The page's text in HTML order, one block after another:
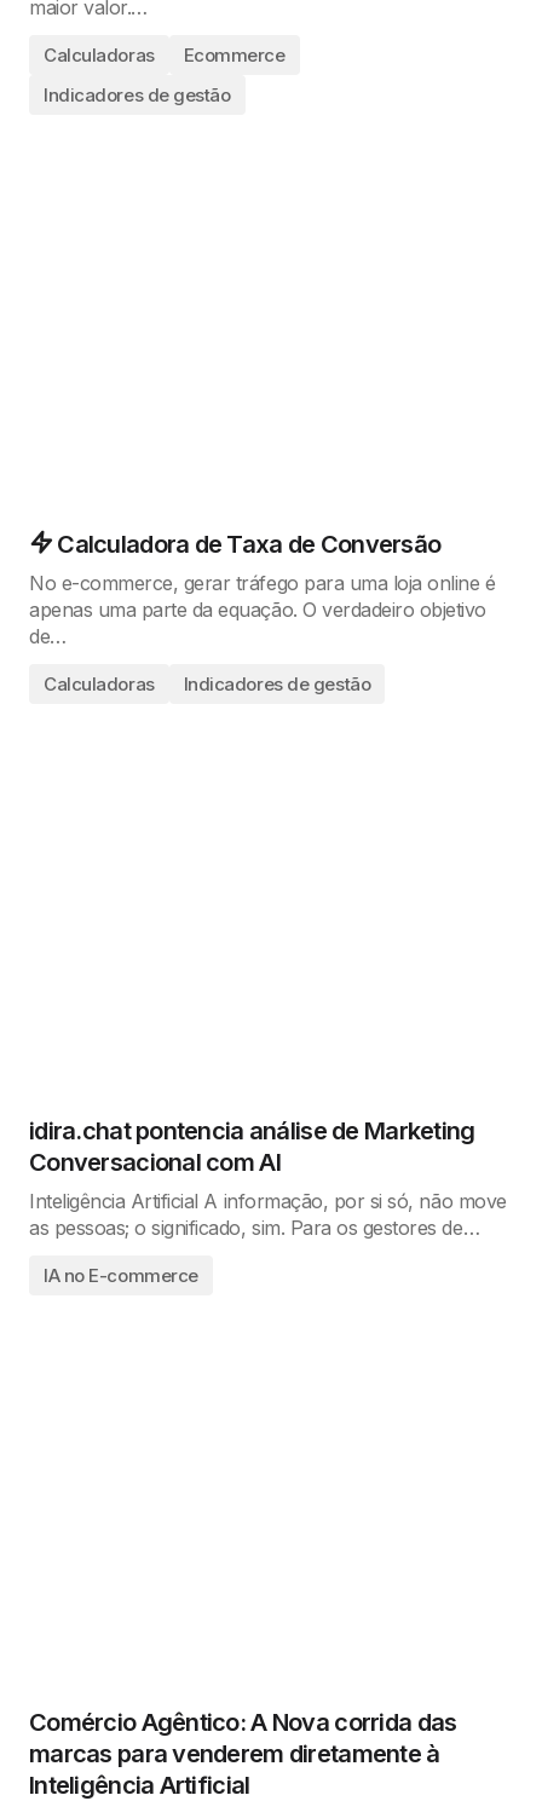
maior valor.…
Calculadoras
Ecommerce
Indicadores de gestão
Calculadora de Taxa de Conversão
No e-commerce, gerar tráfego para uma loja online é
apenas uma parte da equação. O verdadeiro objetivo
de…
Calculadoras Indicadores de gestão
idira.chat pontencia análise de Marketing
Conversacional com AI
Inteligência Artificial A informação, por si só, não move
as pessoas; o significado, sim. Para os gestores de…
IA no E-commerce
Comércio Agêntico: A Nova corrida das
marcas para venderem diretamente à
Inteligência Artificial